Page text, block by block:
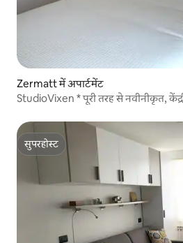
Zermatt में अपार्टमेंट
StudioVixen * पूरी तरह से नवीनीकृत,
सुपरहोस्ट
सुपरहोस्ट